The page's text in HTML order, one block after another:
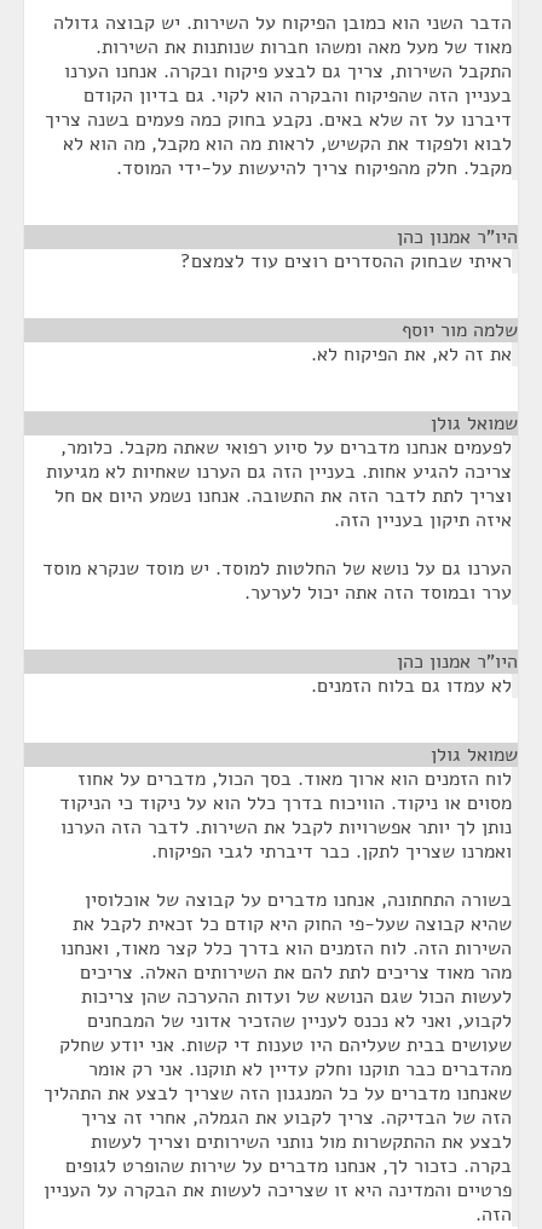
הדבר השני הוא כמובן הפיקוח על השירות. יש קבוצה גדולה
מאוד של מעל מאה ומשהו חברות שנותנות את השירות.
התקבל השירות, צריך גם לבצע פיקוח ובקרה. אנחנו הערנו
בעניין הזה שהפיקוח והבקרה הוא לקוי. גם בדיון הקודם
דיברנו על זה שלא באים. נקבע בחוק כמה פעמים בשנה צריך
לבוא ולפקוד את הקשיש, לראות מה הוא מקבל, מה הוא לא
מקבל. חלק מהפיקוח צריך להיעשות על-ידי המוסד.
היו"ר אמנון כהן
ראיתי שבחוק ההסדרים רוצים עוד לצמצם?
שלמה מור יוסף
את זה לא, את הפיקוח לא.
שמואל גולן
לפעמים אנחנו מדברים על סיוע רפואי שאתה מקבל. כלומר,
צריכה להגיע אחות. בעניין הזה גם הערנו שאחיות לא מגיעות
וצריך לתת לדבר הזה את התשובה. אנחנו נשמע היום אם חל
איזה תיקון בעניין הזה.
הערנו גם על נושא של החלטות למוסד. יש מוסד שנקרא מוסד
ערר ובמוסד הזה אתה יכול לערער.
היו"ר אמנון כהן
לא עמדו גם בלוח הזמנים.
שמואל גולן
לוח הזמנים הוא ארוך מאוד. בסך הכול, מדברים על אחוז
מסוים או ניקוד. הוויכוח בדרך כלל הוא על ניקוד כי הניקוד
נותן לך יותר אפשרויות לקבל את השירות. לדבר הזה הערנו
ואמרנו שצריך לתקן. כבר דיברתי לגבי הפיקוח.
בשורה התחתונה, אנחנו מדברים על קבוצה של אוכלוסין
שהיא קבוצה שעל-פי החוק היא קודם כל זכאית לקבל את
השירות הזה. לוח הזמנים הוא בדרך כלל קצר מאוד, ואנחנו
מהר מאוד צריכים לתת להם את השירותים האלה. צריכים
לעשות הכול שגם הנושא של ועדות ההערכה שהן צריכות
לקבוע, ואני לא נכנס לעניין שהזכיר אדוני של המבחנים
שעושים בבית שעליהם היו טענות די קשות. אני יודע שחלק
מהדברים כבר תוקנו וחלק עדיין לא תוקנו. אני רק אומר
שאנחנו מדברים על כל המנגנון הזה שצריך לבצע את התהליך
הזה של הבדיקה. צריך לקבוע את הגמלה, אחרי זה צריך
לבצע את ההתקשרות מול נותני השירותים וצריך לעשות
בקרה. כזכור לך, אנחנו מדברים על שירות שהופרט לגופים
פרטיים והמדינה היא זו שצריכה לעשות את הבקרה על העניין
הזה.